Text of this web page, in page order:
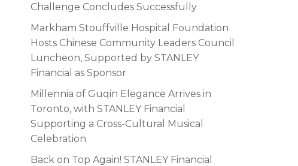
Challenge Concludes Successfully
Markham Stouffville Hospital Foundation
Hosts Chinese Community Leaders Council
Luncheon, Supported by STANLEY
Financial as Sponsor
Millennia of Guqin Elegance Arrives in
Toronto, with STANLEY Financial
Supporting a Cross-Cultural Musical
Celebration
Back on Top Again! STANLEY Financial